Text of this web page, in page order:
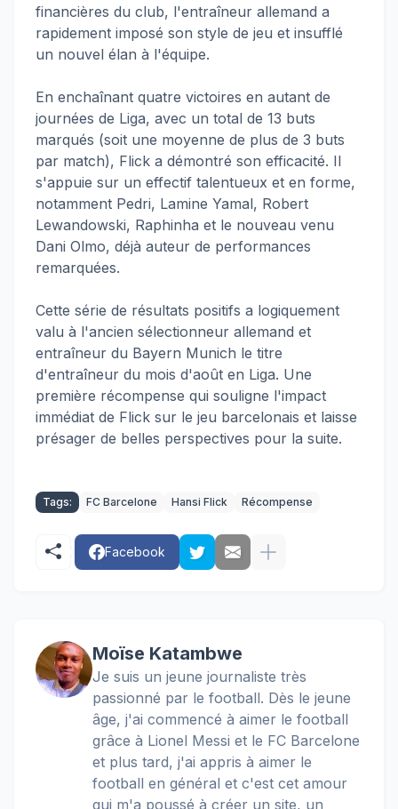
financières du club, l'entraîneur allemand a
rapidement imposé son style de jeu et insufflé
un nouvel élan à l'équipe.
En enchaînant quatre victoires en autant de
journées de Liga, avec un total de 13 buts
marqués (soit une moyenne de plus de 3 buts
par match), Flick a démontré son efficacité. Il
s'appuie sur un effectif talentueux et en forme,
notamment Pedri, Lamine Yamal, Robert
Lewandowski, Raphinha et le nouveau venu
Dani Olmo, déjà auteur de performances
remarquées.
Cette série de résultats positifs a logiquement
valu à l'ancien sélectionneur allemand et
entraîneur du Bayern Munich le titre
d'entraîneur du mois d'août en Liga. Une
première récompense qui souligne l'impact
immédiat de Flick sur le jeu barcelonais et laisse
présager de belles perspectives pour la suite.
Tags: FC Barcelone Hansi Flick Récompense
Facebook
Moïse Katambwe
Je suis un jeune journaliste très
passionné par le football. Dès le jeune
âge, j'ai commencé à aimer le football
grâce à Lionel Messi et le FC Barcelone
et plus tard, j'ai appris à aimer le
football en général et c'est cet amour
qui m'a poussé à créer un site, un